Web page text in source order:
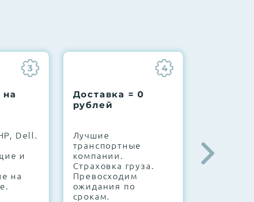
стабильности всех подсистем
3
на
Dell.
и
на
4
Доставка = 0
рублей
Лучшие
транспортные
компании.
Страховка груза.
Превосходим
ожидания по
срокам.
штате.
10000+